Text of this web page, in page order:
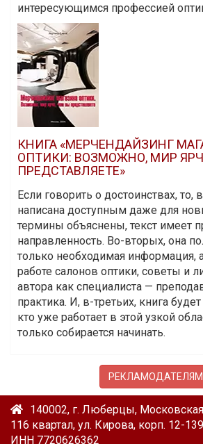
интересующимся профессией
КНИГА «МЕРЧЕНДАЙЗИНГ
ОПТИКИ: ВОЗМОЖНО, МИР
ПРЕДСТАВЛЯЕТЕ»
Если говорить о достоинствах, то,
написана доступным даже для
термины объяснены, текст имеет
направленность. Во-вторых, она
только необходимая информация,
работе салонов оптики, советы и
автора как специалиста —
практика. И, в-третьих, книга
кто уже работает в этой узкой
только собирается начинать.
РЕКЛАМОДАТЕЛЯМ
140002, г. Люберцы,
116 квартал, ул. Кирова, корп. 12-139
ИНН 7720626362